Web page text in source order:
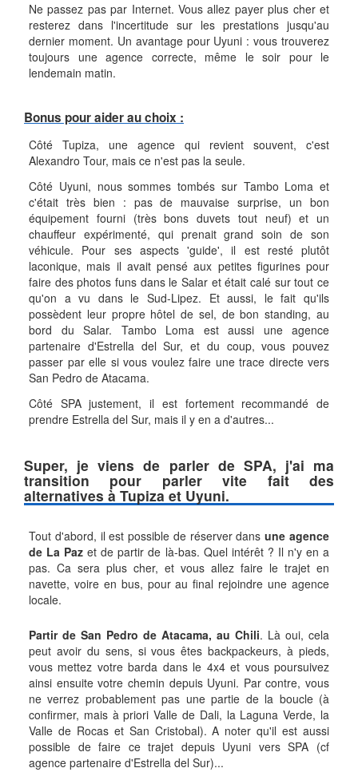
Ne passez pas par Internet. Vous allez payer plus cher et
resterez dans l'incertitude sur les prestations jusqu'au
dernier moment. Un avantage pour Uyuni : vous trouverez
toujours une agence correcte, même le soir pour le
lendemain matin.
Bonus pour aider au choix :
Côté Tupiza, une agence qui revient souvent, c'est
Alexandro Tour, mais ce n'est pas la seule.
Côté Uyuni, nous sommes tombés sur Tambo Loma et
c'était très bien : pas de mauvaise surprise, un bon
équipement fourni (très bons duvets tout neuf) et un
chauffeur expérimenté, qui prenait grand soin de son
véhicule. Pour ses aspects 'guide', il est resté plutôt
laconique, mais il avait pensé aux petites figurines pour
faire des photos funs dans le Salar et était calé sur tout ce
qu'on a vu dans le Sud-Lipez. Et aussi, le fait qu'ils
possèdent leur propre hôtel de sel, de bon standing, au
bord du Salar. Tambo Loma est aussi une agence
partenaire d'Estrella del Sur, et du coup, vous pouvez
passer par elle si vous voulez faire une trace directe vers
San Pedro de Atacama.
Côté SPA justement, il est fortement recommandé de
prendre Estrella del Sur, mais il y en a d'autres...
Super, je viens de parler de SPA, j'ai ma
transition pour parler vite fait des
alternatives à Tupiza et Uyuni.
Tout d'abord, il est possible de réserver dansune agence
de La Paz et de partir de là-bas. Quel intérêt ? Il n'y en a
pas. Ca sera plus cher, et vous allez faire le trajet en
navette, voire en bus, pour au final rejoindre une agence
locale.
Partir de San Pedro de Atacama, au Chili. Là oui, cela
peut avoir du sens, si vous êtes backpackeurs, à pieds,
vous mettez votre barda dans le 4x4 et vous poursuivez
ainsi ensuite votre chemin depuis Uyuni. Par contre, vous
ne verrez probablement pas une partie de la boucle (à
confirmer, mais à priori Valle de Dali, la Laguna Verde, la
Valle de Rocas et San Cristobal). A noter qu'il est aussi
possible de faire ce trajet depuis Uyuni vers SPA (cf
agence partenaire d'Estrella del Sur)...